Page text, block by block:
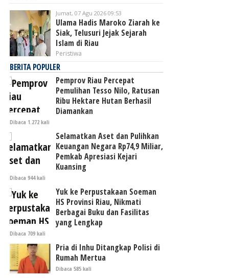
Jumat, 07 Agu 2026 09:53
Ulama Hadis Maroko Ziarah ke
Siak, Telusuri Jejak Sejarah
Islam di Riau
Peristiwa
BERITA POPULER
Pemprov Riau Percepat
Pemulihan Tesso Nilo, Ratusan
Ribu Hektare Hutan Berhasil
Diamankan
Dibaca 1.272 kali
Selamatkan Aset dan Pulihkan
Keuangan Negara Rp74,9 Miliar,
Pemkab Apresiasi Kejari
Kuansing
Dibaca 944 kali
Yuk ke Perpustakaan Soeman
HS Provinsi Riau, Nikmati
Berbagai Buku dan Fasilitas
yang Lengkap
Dibaca 709 kali
Pria di Inhu Ditangkap Polisi di
Rumah Mertua
Dibaca 585 kali